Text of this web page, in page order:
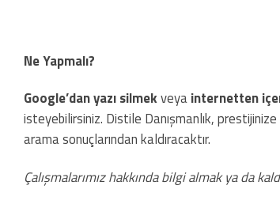
Ne Yapmalı?
Google’dan yazı silmekveyainternetten
isteyebilirsiniz. Distile Danışmanlık,
arama sonuçlarından kaldıracaktır.
Çalışmalarımız hakkında bilgi almak ya da